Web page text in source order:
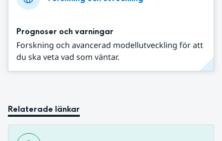
Prognoser och varningar
Forskning och avancerad modellutveckling för att
du ska veta vad som väntar.
Relaterade länkar